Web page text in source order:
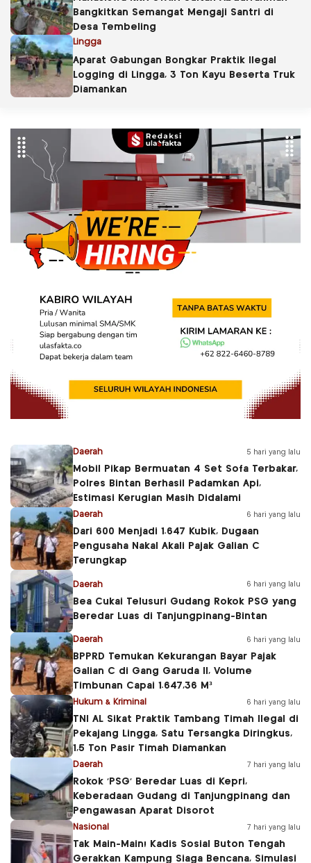
Bangkitkan Semangat Mengaji Santri di
Desa Tembeling
Lingga
Aparat Gabungan Bongkar Praktik Ilegal
Logging di Lingga, 3 Ton Kayu Beserta Truk
Diamankan
Daerah 5 hari yang lalu
Mobil Pikap Bermuatan 4 Set Sofa Terbakar,
Polres Bintan Berhasil Padamkan Api,
Estimasi Kerugian Masih Didalami
Daerah 6 hari yang lalu
Dari 600 Menjadi 1.647 Kubik, Dugaan
Pengusaha Nakal Akali Pajak Galian C
Terungkap
Daerah 6 hari yang lalu
Bea Cukai Telusuri Gudang Rokok PSG yang
Beredar Luas di Tanjungpinang-Bintan
Daerah 6 hari yang lalu
BPPRD Temukan Kekurangan Bayar Pajak
Galian C di Gang Garuda II, Volume
Timbunan Capai 1.647,36 M³
Hukum & Kriminal 6 hari yang lalu
TNI AL Sikat Praktik Tambang Timah Ilegal di
Pekajang Lingga, Satu Tersangka Diringkus,
1,5 Ton Pasir Timah Diamankan
Daerah 7 hari yang lalu
Rokok ‘PSG’ Beredar Luas di Kepri,
Keberadaan Gudang di Tanjungpinang dan
Pengawasan Aparat Disorot
Nasional 7 hari yang lalu
Tak Main-Main! Kadis Sosial Buton Tengah
Gerakkan Kampung Siaga Bencana, Simulasi